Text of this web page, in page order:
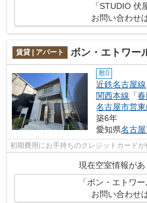
「STUDIO 伏
お問い合わせ
賃貸 | アパート ボン・エトワー
敷0
近鉄名古屋線
関西本線 「春
名古屋市営
築6年
愛知県名古
初期費用にお手持ちのクレジットカードが
現在空室情報があ
「ボン・エトワ
お問い合わせ